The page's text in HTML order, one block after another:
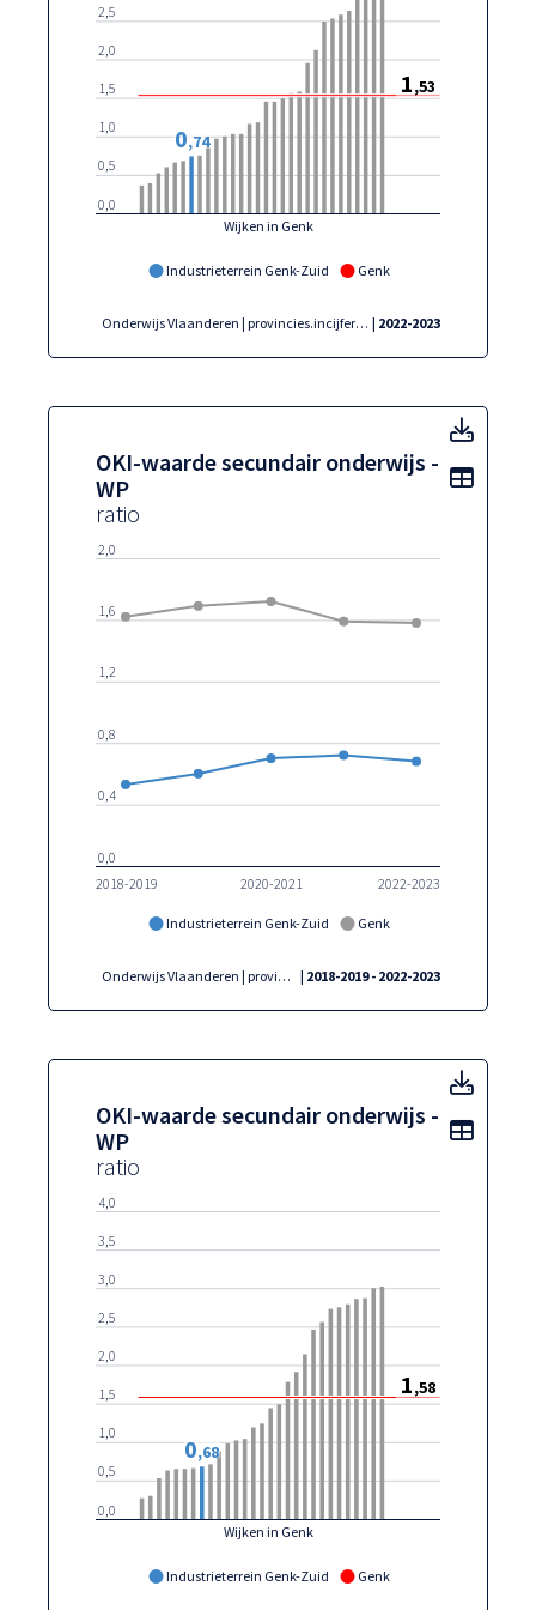
Industrieterrein Genk-Zuid Genk
Wijken in Genk
0,0
0,5
1,0
1,5
2,0
2,5
0,74
1,53
Onderwijs Vlaanderen | provincies.incijfers.be | 2022-2023
OKI-waarde secundair onderwijs -
WP
ratio
Industrieterrein Genk-Zuid Genk
2018-2019 2020-2021 2022-2023
0,0
0,4
0,8
1,2
1,6
2,0
Onderwijs Vlaanderen | provincies.incijfers.be | 2018-2019 - 2022-2023
OKI-
Toon
OKI-waarde secundair onderwijs -
WP
ratio
Industrieterrein Genk-Zuid Genk
Wijken in Genk
0,0
0,5
1,0
1,5
2,0
2,5
3,0
3,5
4,0
0,68
1,58
OKI-
Toon